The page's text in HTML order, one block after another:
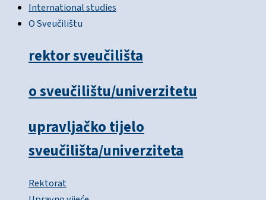
International studies
O Sveučilištu
rektor sveučilišta
o sveučilištu/univerzitetu
upravljačko tijelo
sveučilišta/univerziteta
Rektorat